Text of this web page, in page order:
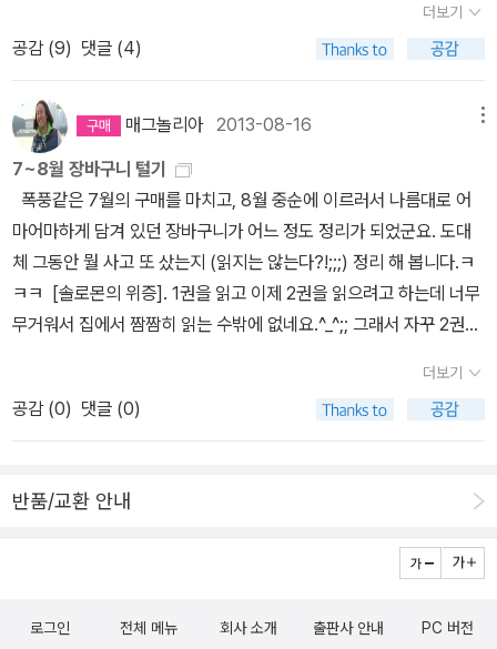
왕'과 비교 되지 않게 어린이 동화고 분량도 적은데, 반지의 제왕만큼
이나 긴 분량을 끌어내려니 원작과 좀 다른점이 있긴합니다. 재미면
에서는 영화가 훨씬 화려하고 볼거리가 풍성해서 책보다 재미있는것
같아요. ^^ 이번에도 영화 보면서 엄청 비명 질렀어요. ㅠ.ㅠ 제가 집
중력이 좋지 않은데, 영화만 보면 집중력 최고가 되는가봅니다.원체
잘 깜짝 깜짝 놀라는데, 영화속에서도 깜짝 놀라는 장면들이 나올때
마다 비명이 나와서....그리 놀라는 장면이 아닌데도 비명을 질러서 동
생이 민망해 하더군요.... -.-;; 신랑은 저의 이런 경향이 있어서 놀랄
것 같으면 살짝 손을 잡아주거니 주의를 전환시켜서 덜 놀라게 해주
는데, '호빗'은 3D라 안경을 써서인지... 자기도 집중하느라 저를 못
살폈어요. 조카도 제 비명 소리에 같이 놀랐다고...ㅋㅋ 사실 '변호
사'보다가도 비명 질렀어요.... ㅠ.ㅠ 예전에는 호러영화 보다가 너무
비명을 질러서 임산부 놀란다고 임산부 신랑이 주의를 주더군요... 아
서 잘생기고 봐야한다는 생각이 들었답니다. 다른 난쟁이처럼 생겼
스마우그의 폐허'에서 진짜 기대했던것은 용 '스마우그' 목소리를 베
네딕트가 했다는거예요. 그의 목소리를 생각하고 들으니 용의 목소리
도 왜 그리 섹시한지...ㅋㅋ 베를린 호빗 시사회에서의 머리를 쓸어
더보기
공감 (9) 댓글 (4)
매그놀리아2013-08-16
7~8월 장바구니 털기
폭풍같은 7월의 구매를 마치고, 8월 중순에 이르러서 나름대로 어
마어마하게 담겨 있던 장바구니가 어느 정도 정리가 되었군요. 도대
체 그동안 뭘 사고 또 샀는지 (읽지는 않는다?!;;;) 정리 해 봅니다.ㅋ
ㅋㅋ [솔로몬의 위증]. 1권을 읽고 이제 2권을 읽으려고 하는데 너무
무거워서 집에서 짬짬히 읽는 수밖에 없네요.^_^;; 그래서 자꾸 2권의
시리즈. 초판 한정 별색 에디션 때문에 어쩔 수 없이 미리 사 둡니다.
ㅋㅋㅋㅋ [광골의 꿈]에 앞서, 반값이기에 [철서의 우리] 먼저 쟁여
뒀습니다. 트루먼 커포티의 [인 콜드 블러드]의 충격은 아직도 생생
씨였는데-_-;;;;; [티파니에서 아침을]의 작가일 줄은 몰랐네요. 어쨌
러드]의 이야기를 만나서 기분이 묘하더라고요. 7월동안 진행되었
웅진 도서 더 싸게 파는 것 같...던...데.......말이지요..) 호갱이 뭐 힘이
더보기
공감 (0) 댓글 (0)
반품/교환 안내
로그인 전체 메뉴 회사 소개 출판사 안내 PC 버전